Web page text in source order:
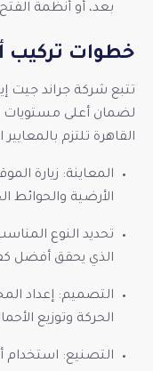
بعد، أو أنظمة
خطوات تركيب
تتبع شركة جراند جيت
لضمان أعلى مستويات
القاهرة تلتزم بالمعايير
المعاينة: زيارة
الأرضية والحوائط
تحديد النوع
الذي يحقق أفضل
التصميم: إعداد
الحركة وتوزيع
التصنيع: استخدام